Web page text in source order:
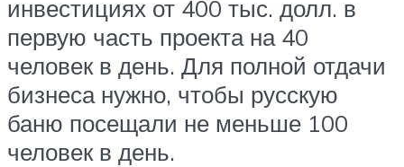
инвестициях от 400 тыс. долл. в
первую часть проекта на 40
человек в день. Для полной отдачи
бизнеса нужно, чтобы русскую
баню посещали не меньше 100
человек в день.